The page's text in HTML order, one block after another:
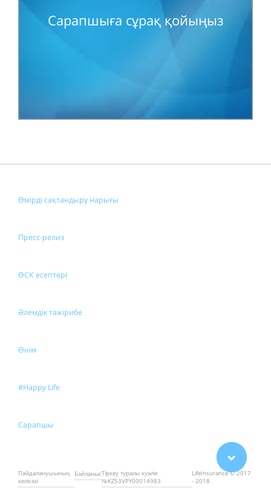
Сарапшыға сұрақ қойыңыз
Өмірді сақтандыру нарығы
Пресс-релиз
ӨСК есептері
Әлемдік тәжірибе
Өнім
#Happy Life
Сарапшы
Пайдаланушының
келісімі
БайланысТіркеу туралы куәлік
№KZ53VPY00014983
LifeInsurance © 2017
- 2018